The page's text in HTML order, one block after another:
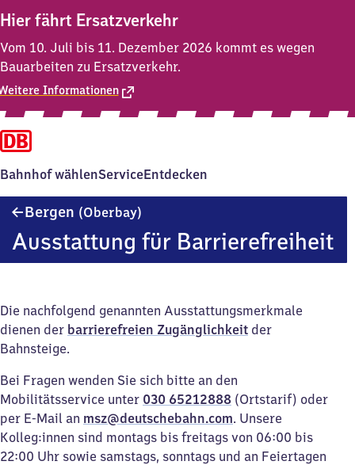
Hier fährt Ersatzverkehr
Vom 10. Juli bis 11. Dezember 2026 kommt es wegen
Bauarbeiten zu Ersatzverkehr.
Informationen
Bahnhof wählenServiceEntdecken
Bergen (Oberbay)
Ausstattung für Barrierefreiheit
Die nachfolgend genannten Ausstattungsmerkmale
dienen der barrierefreien Zugänglichkeit der
Bahnsteige.
Bei Fragen wenden Sie sich bitte an den
Mobilitätsservice unter 030 65212888 (Ortstarif) oder
per E-Mail an msz@deutschebahn.com. Unsere
Kolleg:innen sind montags bis freitags von 06:00 bis
22:00 Uhr sowie samstags, sonntags und an Feiertagen